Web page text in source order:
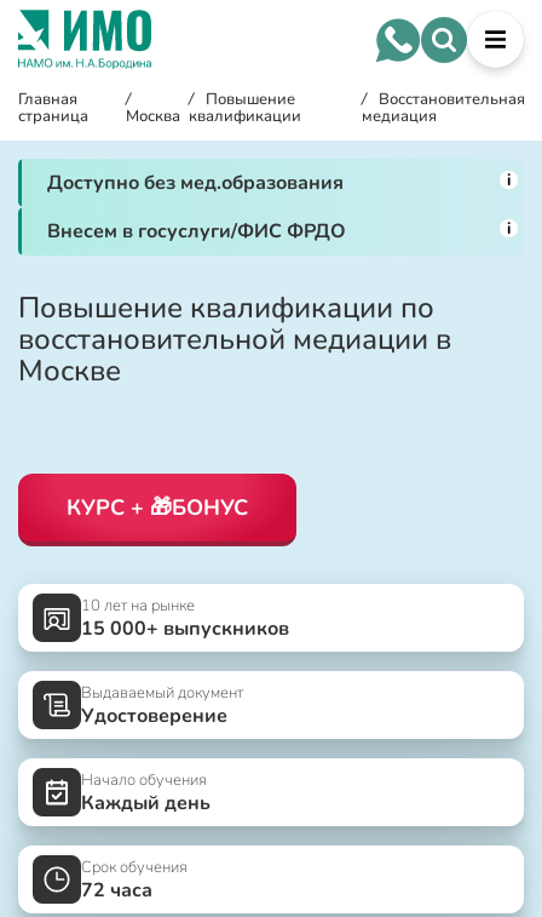
Главная
страница
/
Москва
/ Повышение
квалификации
/ Восстановительная
медиация
Доступно без мед.образования i
Внесем в госуслуги/ФИС ФРДО i
Повышение квалификации по
восстановительной медиации в
Москве
КУРС + 🎁БОНУС
10 лет на рынке
15 000+ выпускников
Выдаваемый документ
Удостоверение
Начало обучения
Каждый день
Срок обучения
72 часа